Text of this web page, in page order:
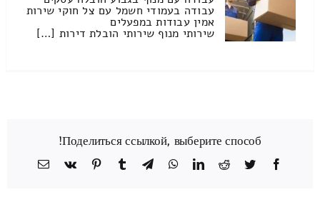
עבודה בעמודי חשמל עם צל חוקי שירות
אמין עבודות במפעלים
שירותי מנוף שירותי הובלת דירות […]
Поделиться ссылкой, выберите способ!
Facebook
Twitter
Reddit
LinkedIn
WhatsApp
Telegram
Tumblr
Pinterest
Vk
כתובת